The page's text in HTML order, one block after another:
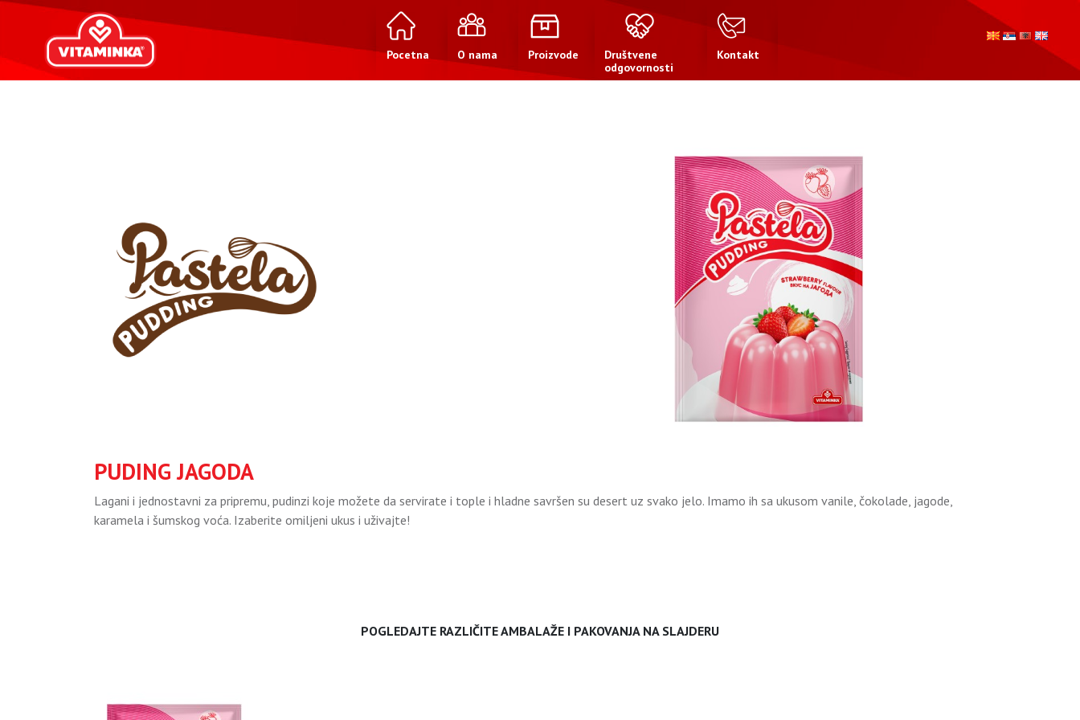
Pocetna O nama Proizvode
Društvene
odgovornosti
Kontakt
PUDING JAGODA
Lagani i jednostavni za pripremu, pudinzi koje možete da servirate i tople i hladne savršen su desert uz svako jelo. Imamo ih sa ukusom vanile, čokolade, jagode,
karamela i šumskog voća. Izaberite omiljeni ukus i uživajte!
POGLEDAJTE RAZLIČITE AMBALAŽE I PAKOVANJA NA SLAJDERU